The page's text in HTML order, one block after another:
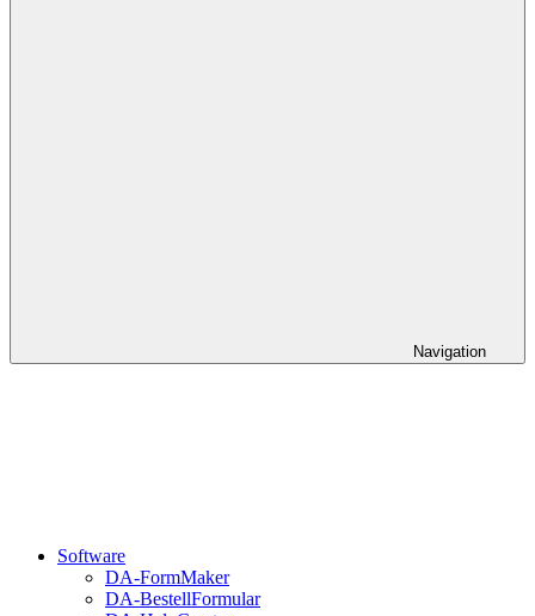
Navigation
Software
DA-FormMaker
DA-BestellFormular